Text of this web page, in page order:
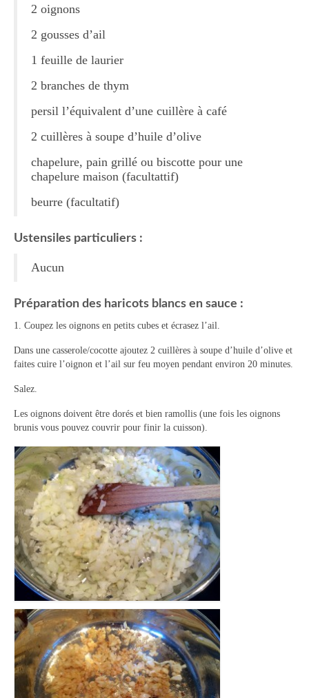
Tartes Pizzas Croq’
Viandes
Desserts
Bavarois Charlottes Mousses
Brownies Cookies Muffins
Cakes Cheesecakes Pancakes
Friandises Mignardises
Panna cotta Tiramisu
Sauces
Boissons
Sans alcool
Cocktails
A propos
Accueil
2 oignons
2 gousses d’ail
1 feuille de laurier
2 branches de thym
persil l’équivalent d’une cuillère à café
2 cuillères à soupe d’huile d’olive
chapelure, pain grillé ou biscotte pour une
chapelure maison (facultattif)
beurre (facultatif)
Ustensiles particuliers :
Aucun
Préparation des haricots blancs en sauce :
1. Coupez les oignons en petits cubes et écrasez l’ail.
Dans une casserole/cocotte ajoutez 2 cuillères à soupe d’huile d’olive et
faites cuire l’oignon et l’ail sur feu moyen pendant environ 20 minutes.
Salez.
Les oignons doivent être dorés et bien ramollis (une fois les oignons
brunis vous pouvez couvrir pour finir la cuisson).